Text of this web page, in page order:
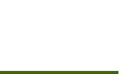
170G cantidad